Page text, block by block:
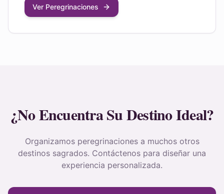
Ver Peregrinaciones
¿No Encuentra Su Destino Ideal?
Organizamos peregrinaciones a muchos otros
destinos sagrados. Contáctenos para diseñar una
experiencia personalizada.